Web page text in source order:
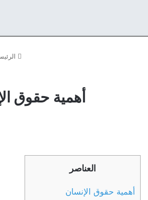
أهمية حقوق
العناصر
أهمية حقوق الإنسان